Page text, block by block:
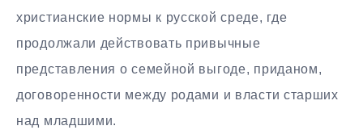
христианские нормы к русской среде, где
продолжали действовать привычные
представления о семейной выгоде, приданом,
договоренности между родами и власти старших
над младшими.